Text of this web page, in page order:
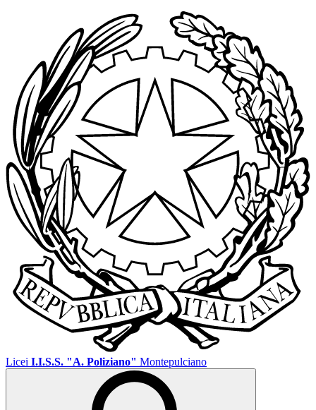
Licei I.I.S.S. "A. Poliziano" Montepulciano